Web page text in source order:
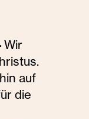
Wir
auf
die